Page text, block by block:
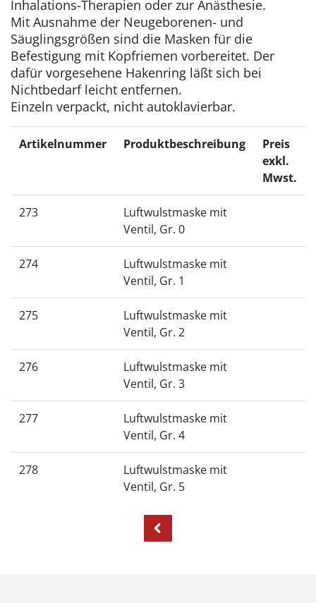
Inhalations-Therapien oder zur Anästhesie.
Mit Ausnahme der Neugeborenen- und
Säuglingsgrößen sind die Masken für die
Befestigung mit Kopfriemen vorbereitet. Der
dafür vorgesehene Hakenring läßt sich bei
Nichtbedarf leicht entfernen.
Einzeln verpackt, nicht autoklavierbar.
Artikelnummer Produktbeschreibung
Preis
exkl.
Mwst.
273
Luftwulstmaske mit
Ventil, Gr. 0
274
Luftwulstmaske mit
Ventil, Gr. 1
275
Luftwulstmaske mit
Ventil, Gr. 2
276
Luftwulstmaske mit
Ventil, Gr. 3
277
Luftwulstmaske mit
Ventil, Gr. 4
278
Luftwulstmaske mit
Ventil, Gr. 5